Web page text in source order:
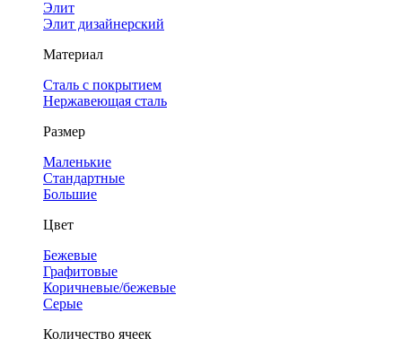
Элит
Элит дизайнерский
Материал
Сталь с покрытием
Нержавеющая сталь
Размер
Маленькие
Стандартные
Большие
Цвет
Бежевые
Графитовые
Коричневые/бежевые
Серые
Количество ячеек